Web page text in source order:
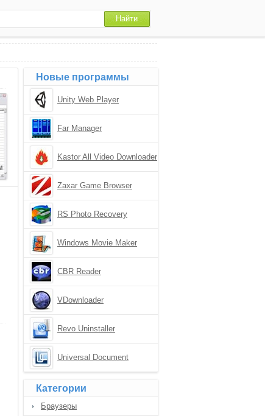
Новые программы
Unity Web Player
Far Manager
Kastor All Video Downloader
Zaxar Game Browser
RS Photo Recovery
Windows Movie Maker
CBR Reader
VDownloader
Revo Uninstaller
Universal Document
Категории
Браузеры